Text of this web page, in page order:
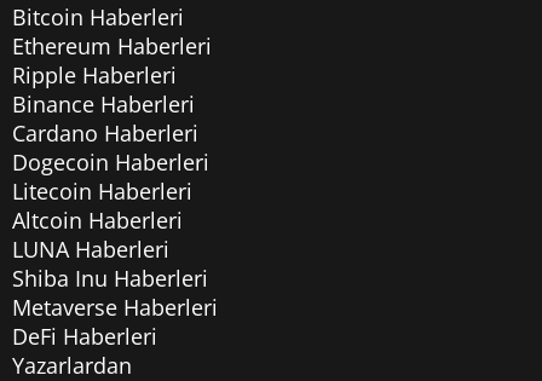
Bitcoin Haberleri
Ethereum Haberleri
Ripple Haberleri
Binance Haberleri
Cardano Haberleri
Dogecoin Haberleri
Litecoin Haberleri
Altcoin Haberleri
LUNA Haberleri
Shiba Inu Haberleri
Metaverse Haberleri
DeFi Haberleri
Yazarlardan